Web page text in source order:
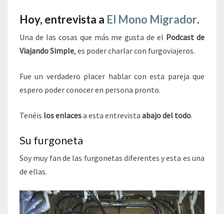
Hoy, entrevista a El Mono Migrador.
Una de las cosas que más me gusta de el Podcast de
Viajando Simple, es poder charlar con furgoviajeros.
Fue un verdadero placer hablar con esta pareja que
espero poder conocer en persona pronto.
Tenéis los enlacesa esta entrevista abajo del todo.
Su furgoneta
Soy muy fan de las furgonetas diferentes y esta es una
de ellas.